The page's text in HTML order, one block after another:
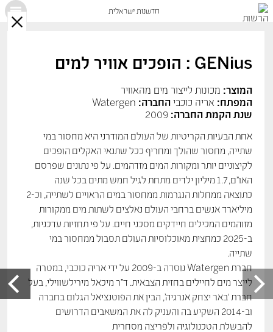
חדשנות ישראלית
GENius : הופכים אוויר למים
המוצר: מכונות לייצור מים מהאוויר
המפתח: אריה כוכבי החברה: Watergen
שנת הקמת החברה:
אחת הבעיות הקריטיות של העולם המודרני היא מחסור במי
שתייה, מחסור שהולך ומחריף ככל שתנאי האקלים הופכים
לקיצוניים יותר ומקורות המים מזדהמים. על פי נתונים שפרסם
האו”ם, 1.7 מיליון ילדים מתחת לגיל חמש מתים בכל שנה
כתוצאה ממחלות הנגרמות ממחסור במים הראויים לשתייה, וכ-2
מיליארד אנשים ברחבי העולם נאלצים לשתות מים ממקורות
מזוהמים המכילים חיידקים מסכני חיים. על פי תחזיות עדכניות,
ב-2025 כמחצית מאוכלוסיות העולם תסבול ממחסור במי
שתייה.
חברת Watergen נוסדה ב-2009 על ידי אריה כוכבי, במטרה
לייצר מים לחיילים בחזית הצבאית. ד”ר מיכאל מירילשווילי, בעל
חברת ‘באר יצחק אנרגיה’, הבין את הפוטנציאל הגלום בחברה
וב-2014 השקיע בה והעניק לה את המשאבים הדרושים
להבשלת הטכנולוגיה ולפריצה מסחרית
X